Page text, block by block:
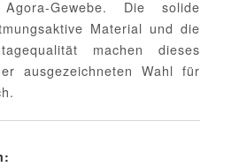
Gewebe. Die solide
Material und die
machen dieses
ausgezeichneten Wahl für